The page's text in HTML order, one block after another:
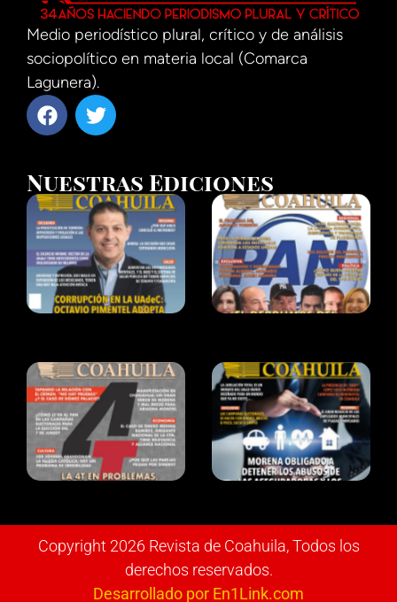
Medio periodístico plural, crítico y de análisis
sociopolítico en materia local (Comarca
Lagunera).
Nuestras Ediciones
Copyright 2026 Revista de Coahuila, Todos los
derechos reservados.
Desarrollado por En1Link.com